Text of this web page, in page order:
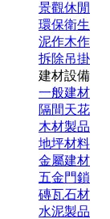
景觀休閒
環保衛生
泥作木作
拆除吊掛
建材設備
一般建材
隔間天花
木材製品
地坪材料
金屬建材
五金門鎖
磚瓦石材
水泥製品